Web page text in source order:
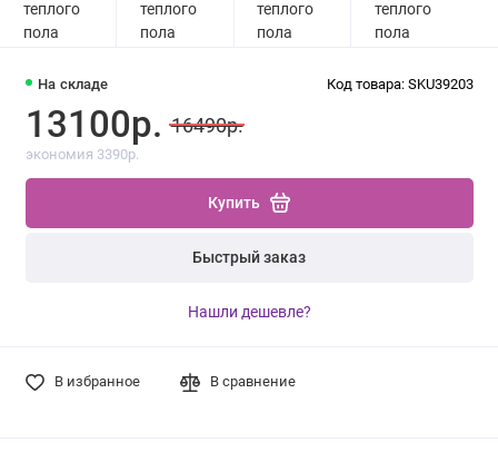
На складе Код товара: SKU39203
13100р. 16490р.
экономия 3390р.
Купить
Быстрый заказ
Нашли дешевле?
В избранное В сравнение